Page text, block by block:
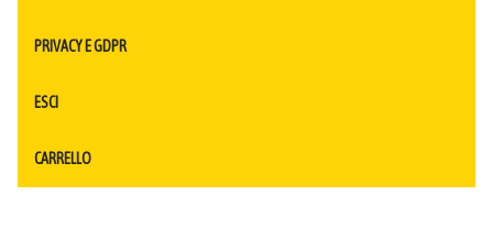
PRIVACY E GDPR
ESCI
CARRELLO